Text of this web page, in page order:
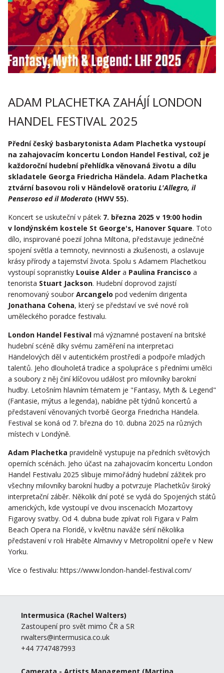
ADAM PLACHETKA ZAHÁJÍ LONDON
HANDEL FESTIVAL 2025
Přední český basbarytonista Adam Plachetka vystoupí
na zahajovacím koncertu London Handel Festival, což je
každoroční hudební přehlídka věnovaná životu a dílu
skladatele Georga Friedricha Händela. Adam Plachetka
ztvární basovou roli v Händelově oratoriu L'Allegro, il
Penseroso ed il Moderato (HWV 55).
Koncert se uskuteční v pátek 7. března 2025 v 19:00 hodin
v londýnském kostele St George's, Hanover Square. Toto
dílo, inspirované poezií Johna Miltona, představuje jedinečné
spojení světla a temnoty, nevinnosti a zkušenosti, a oslavuje
krásy přírody a tajemství života. Spolu s Adamem Plachetkou
vystoupí sopranistky Louise Alder a Paulina Francisco a
tenorista Stuart Jackson. Hudební doprovod zajistí
renomovaný soubor Arcangelo pod vedením dirigenta
Jonathana Cohena, který se představí ve své nové roli
uměleckého poradce festivalu.
London Handel Festival má významné postavení na britské
hudební scéně díky svému zaměření na interpretaci
Händelových děl v autentickém prostředí a podpoře mladých
talentů. Jeho dlouholetá tradice a spolupráce s předními umělci
a soubory z něj činí klíčovou událost pro milovníky barokní
hudby. Letošním hlavním tématem je "Fantasy, Myth & Legend"
(Fantasie, mýtus a legenda), nabídne pět týdnů koncertů a
představení věnovaných tvorbě Georga Friedricha Händela.
Festival se koná od 7. března do 10. dubna 2025 na různých
místech v Londýně.
Adam Plachetka pravidelně vystupuje na předních světových
operních scénách. Jeho účast na zahajovacím koncertu London
Handel Festivalu 2025 slibuje mimořádný hudební zážitek pro
všechny milovníky barokní hudby a potvrzuje Plachetkův široký
interpretační záběr. Několik dní poté se vydá do Spojených států
amerických, kde vystoupí ve dvou inscenacích Mozartovy
Figarovy svatby. Od 4. dubna bude zpívat roli Figara v Palm
Beach Opera na Floridě, v květnu naváže sérií několika
představení v roli Hraběte Almavivy v Metropolitní opeře v New
Yorku.
Více o festivalu: https://www.london-handel-festival.com/
Intermusica (Rachel Walters)
Zastoupení pro svět mimo ČR a SR
rwalters@intermusica.co.uk
+44 7747487993